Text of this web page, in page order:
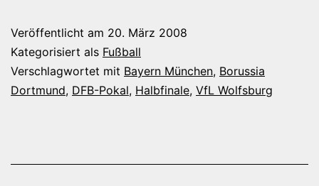
nach
Berlin!
Veröffentlicht am 20. März 2008
Kategorisiert als Fußball
Verschlagwortet mit Bayern München, Borussia
Dortmund, DFB-Pokal, Halbfinale, VfL Wolfsburg